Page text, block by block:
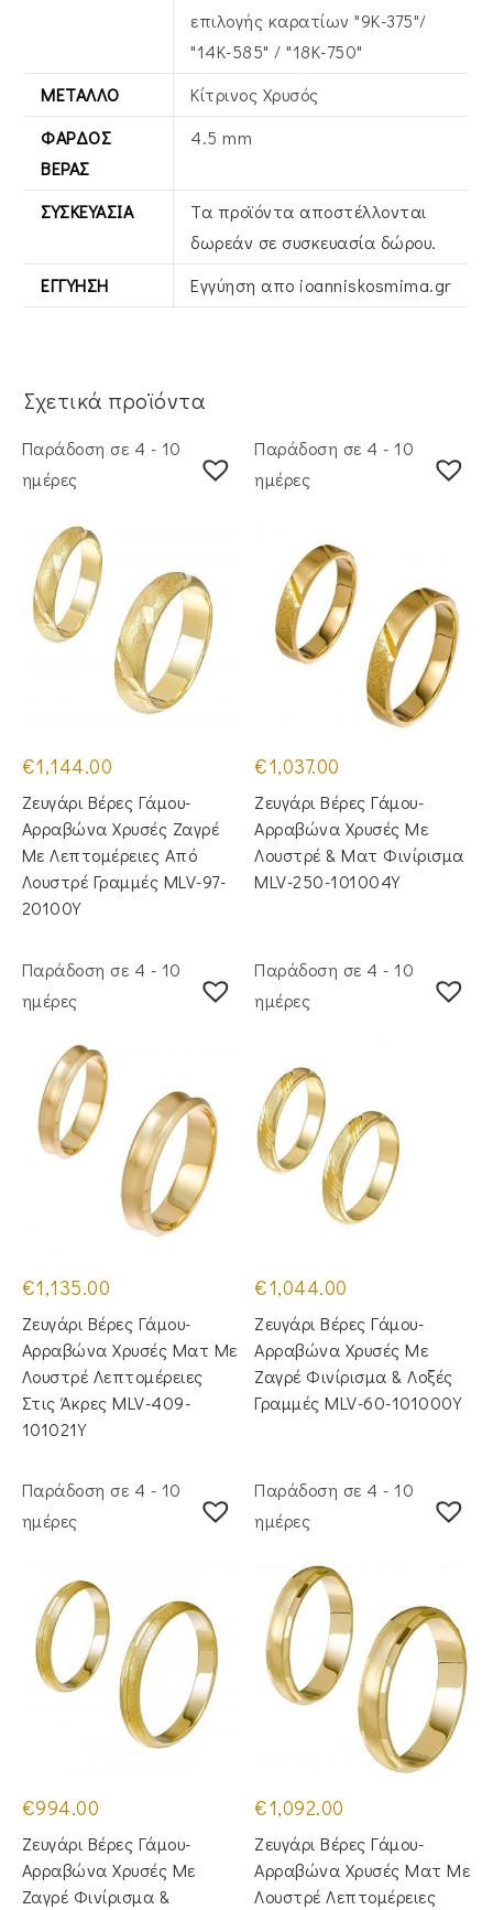
επιλογής καρατίων "9Κ-375"/
"14Κ-585" / "18Κ-750"
ΜΈΤΑΛΛΟ
Κίτρινος Xρυσός
ΦΆΡΔΟΣ
ΒΕΡΑΣ
4.5 mm
ΣΥΣΚΕΥΑΣΊΑ
Τα προϊόντα αποστέλλονται
δωρεάν σε συσκευασία δώρου.
ΕΓΓΎΗΣΗ
Εγγύηση απο ioanniskosmima.gr
Σχετικά προϊόντα
Παράδοση σε 4 - 10
ημέρες
€1,144.00
Ζευγάρι Βέρες Γάμου-
Αρραβώνα Χρυσές Ζαγρέ
Με Λεπτομέρειες Από
Λουστρέ Γραμμές MLV-97-
20100Y
Παράδοση σε 4 - 10
ημέρες
€1,037.00
Ζευγάρι Βέρες Γάμου-
Αρραβώνα Χρυσές Με
Λουστρέ & Ματ Φινίρισμα
MLV-250-101004Y
Παράδοση σε 4 - 10
ημέρες
€1,135.00
Ζευγάρι Βέρες Γάμου-
Αρραβώνα Χρυσές Ματ Με
Λουστρέ Λεπτομέρειες
Στις Άκρες MLV-409-
101021Y
Παράδοση σε 4 - 10
ημέρες
€1,044.00
Ζευγάρι Βέρες Γάμου-
Αρραβώνα Χρυσές Με
Ζαγρέ Φινίρισμα & Λοξές
Γραμμές MLV-60-101000Y
Παράδοση σε 4 - 10
ημέρες
€994.00
Ζευγάρι Βέρες Γάμου-
Αρραβώνα Χρυσές Με
Ζαγρέ Φινίρισμα &
Παράδοση σε 4 - 10
ημέρες
€1,092.00
Ζευγάρι Βέρες Γάμου-
Αρραβώνα Χρυσές Ματ Με
Λουστρέ Λεπτομέρειες